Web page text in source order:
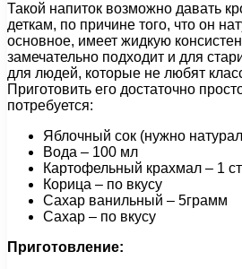
Такой напиток возможно давать
деткам, по причине того, что он
основное, имеет жидкую
замечательно подходит и для
для людей, которые не любят
Приготовить его достаточно
потребуется:
Яблочный сок (нужно
Вода – 100 мл
Картофельный крахмал – 1
Корица – по вкусу
Сахар ванильный – 5грамм
Сахар – по вкусу
Приготовление: